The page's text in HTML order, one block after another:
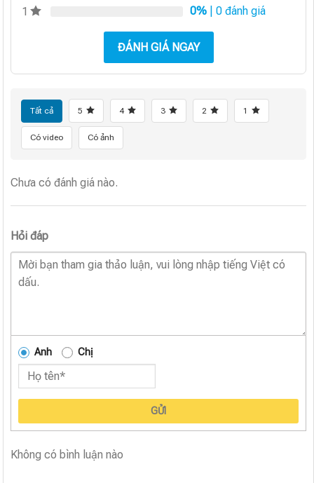
1
0% | 0 đánh giá
ĐÁNH GIÁ NGAY
Tất cả 5 4 3 2 1
Có video Có ảnh
Chưa có đánh giá nào.
Hỏi đáp
Anh Chị
GỬI
Không có bình luận nào